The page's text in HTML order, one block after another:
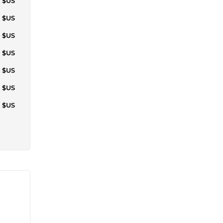
$US
$US
$US
$US
$US